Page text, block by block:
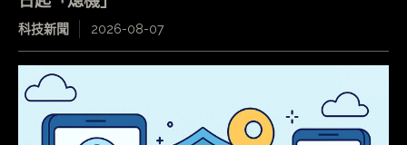
科技新聞 2026-08-07